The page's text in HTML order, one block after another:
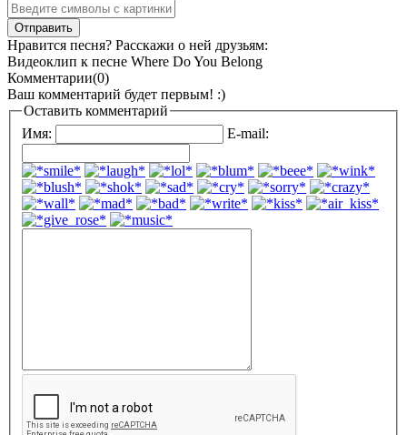
Нравится песня? Расскажи о ней друзьям:
Видеоклип к песне Where Do You Belong
Комментарии(0)
Ваш комментарий будет первым! :)
Оставить комментарий
Имя:
E-mail: